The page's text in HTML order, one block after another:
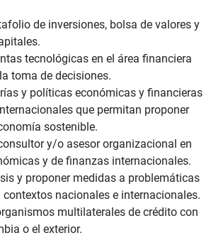
de inversiones, bolsa de valores y
tecnológicas en el área financiera
toma de decisiones.
y políticas económicas y financieras
que permitan proponer
sostenible.
y/o asesor organizacional en
y de finanzas internacionales.
y proponer medidas a problemáticas
nacionales e internacionales.
multilaterales de crédito con
o el exterior.